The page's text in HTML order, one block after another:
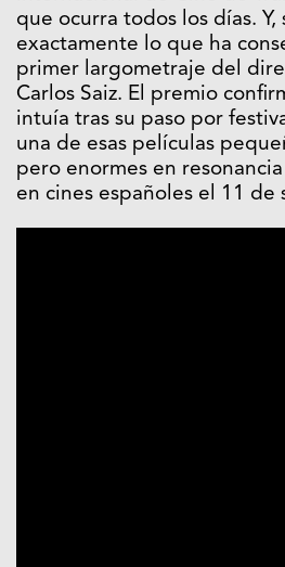
que ocurra todos los días.
exactamente lo que ha
primer largometraje del
Carlos Saiz. El premio
intuía tras su paso por
una de esas películas
pero enormes en
en cines españoles el 11 de